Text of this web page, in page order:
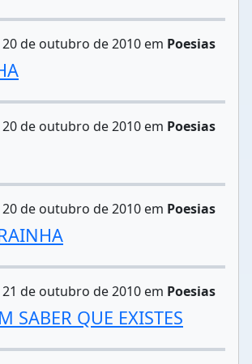
de outubro de 2010 em Poesias
de outubro de 2010 em Poesias
de outubro de 2010 em Poesias
de outubro de 2010 em Poesias
SABER QUE EXISTES